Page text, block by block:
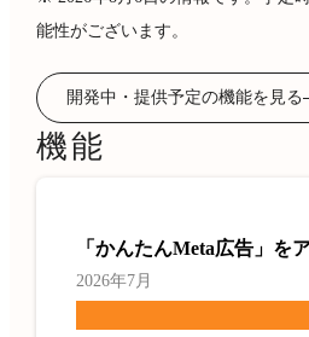
能性がございます。
開発中・提供予定の機能を見る
機能
「かんたんMeta広告」を
2026年7月